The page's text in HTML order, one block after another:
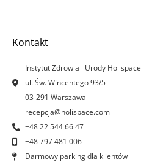
c
k
-
f
s
a
Kontakt
Instytut Zdrowia i Urody Holispace
ul. Św. Wincentego 93/5
03-291 Warszawa
recepcja@holispace.com
+48 22 544 66 47
+48 797 481 006
Darmowy parking dla klientów